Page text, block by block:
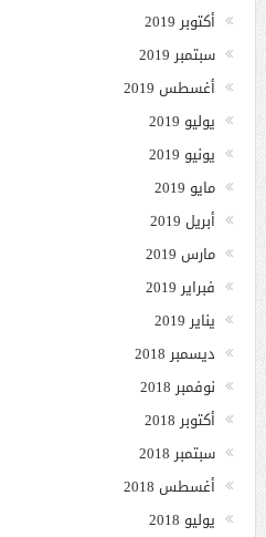
أكتوبر 2019
سبتمبر 2019
أغسطس 2019
يوليو 2019
يونيو 2019
مايو 2019
أبريل 2019
مارس 2019
فبراير 2019
يناير 2019
ديسمبر 2018
نوفمبر 2018
أكتوبر 2018
سبتمبر 2018
أغسطس 2018
يوليو 2018